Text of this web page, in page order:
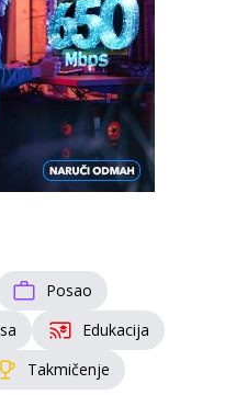
Posao
Edukacija
Takmičenje